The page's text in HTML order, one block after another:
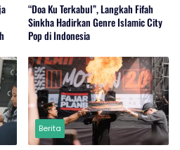
“Doa Ku Terkabul”, Langkah Fifah
Sinkha Hadirkan Genre Islamic City
Pop di Indonesia
Berita